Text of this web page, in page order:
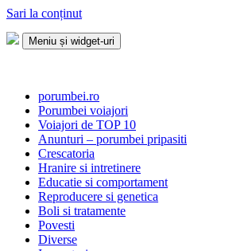
Sari la conținut
Meniu și widget-uri
porumbei.ro
Porumbei voiajori
Voiajori de TOP 10
Anunturi – porumbei pripasiti
Crescatoria
Hranire si intretinere
Educatie si comportament
Reproducere si genetica
Boli si tratamente
Povesti
Diverse